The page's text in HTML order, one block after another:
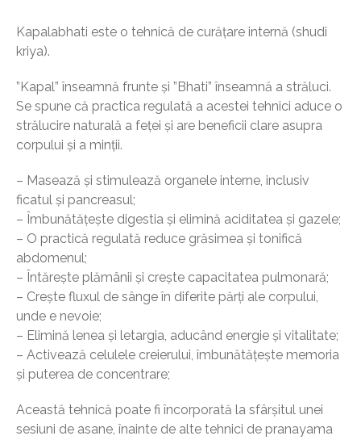
Kapalabhati este o tehnică de curățare internă (shudi
kriya).
”Kapal” înseamnă frunte și ”Bhati” înseamnă a străluci.
Se spune că practica regulată a acestei tehnici aduce o
strălucire naturală a feței și are beneficii clare asupra
corpului și a minții.
– Masează și stimulează organele interne, inclusiv
ficatul și pancreasul;
– Îmbunătățește digestia și elimină aciditatea și gazele;
– O practică regulată reduce grăsimea și tonifică
abdomenul;
– Întărește plămânii și crește capacitatea pulmonară;
– Crește fluxul de sânge în diferite părți ale corpului,
unde e nevoie;
– Elimină lenea și letargia, aducând energie și vitalitate;
– Activează celulele creierului, îmbunătățește memoria
și puterea de concentrare;
Această tehnică poate fi încorporată la sfârșitul unei
sesiuni de asane, înainte de alte tehnici de pranayama